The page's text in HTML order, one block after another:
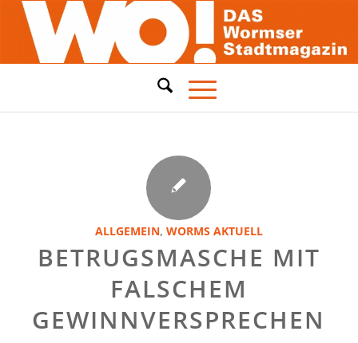
ALLGEMEIN, WORMS AKTUELL
BETRUGSMASCHE MIT
FALSCHEM
GEWINNVERSPRECHEN